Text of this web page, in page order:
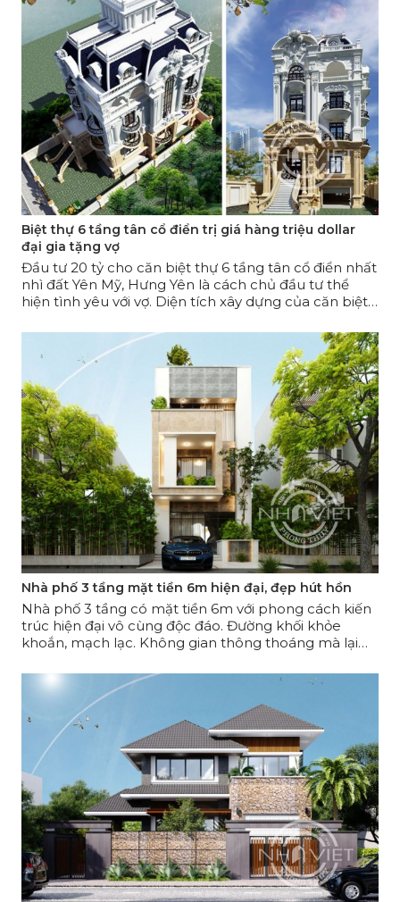
Biệt thự 6 tầng tân cổ điển trị giá hàng triệu dollar
đại gia tặng vợ
Đầu tư 20 tỷ cho căn biệt thự 6 tầng tân cổ điển nhất
nhì đất Yên Mỹ, Hưng Yên là cách chủ đầu tư thể
hiện tình yêu với vợ. Diện tích xây dựng của căn biệt
Sau hơn 1 năm, công trình vẫn đang được thi công tỉ
mỉ để hoàn thiện đến từng chi tiết nhỏ nhất!
Nhà phố 3 tầng mặt tiền 6m hiện đại, đẹp hút hồn
Nhà phố 3 tầng có mặt tiền 6m với phong cách kiến
trúc hiện đại vô cùng độc đáo. Đường khối khỏe
khoắn, mạch lạc. Không gian thông thoáng mà lại
năng. Mẫu nhà phố 3 tầng mặt tiền 6m xứng đáng là
thiết kế đẹp nhất năm 2021